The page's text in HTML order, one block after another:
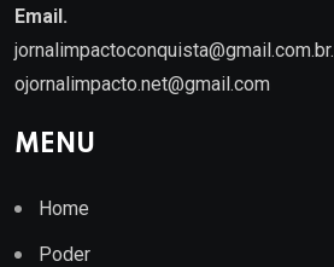
Email.
jornalimpactoconquista@gmail.com.br.
ojornalimpacto.net@gmail.com
MENU
Home
Poder